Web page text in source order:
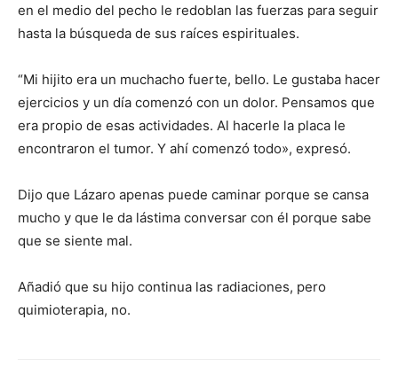
en el medio del pecho le redoblan las fuerzas para seguir
hasta la búsqueda de sus raíces espirituales.
“Mi hijito era un muchacho fuerte, bello. Le gustaba hacer
ejercicios y un día comenzó con un dolor. Pensamos que
era propio de esas actividades. Al hacerle la placa le
encontraron el tumor. Y ahí comenzó todo», expresó.
Dijo que Lázaro apenas puede caminar porque se cansa
mucho y que le da lástima conversar con él porque sabe
que se siente mal.
Añadió que su hijo continua las radiaciones, pero
quimioterapia, no.